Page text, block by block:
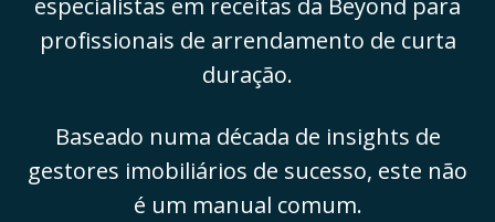
profissionais de arrendamento de curta
duração.
Baseado numa década de insights de
gestores imobiliários de sucesso, este não
é um manual comum.